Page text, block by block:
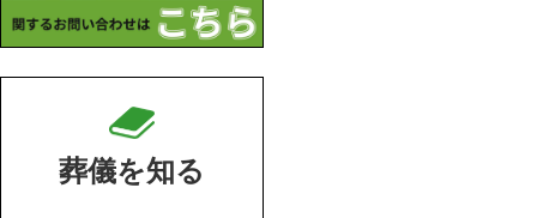
葬儀を知る